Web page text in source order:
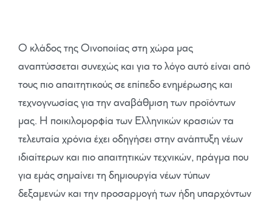
Ο κλάδος της Οινοποιίας στη χώρα μας
αναπτύσσεται συνεχώς και για το λόγο αυτό είναι από
τους πιο απαιτητικούς σε επίπεδο ενημέρωσης και
τεχνογνωσίας για την αναβάθμιση των προϊόντων
μας. Η ποικιλομορφία των Ελληνικών κρασιών τα
τελευταία χρόνια έχει οδηγήσει στην ανάπτυξη νέων
ιδιαίτερων και πιο απαιτητικών τεχνικών, πράγμα που
για εμάς σημαίνει τη δημιουργία νέων τύπων
δεξαμενών και την προσαρμογή των ήδη υπαρχόντων